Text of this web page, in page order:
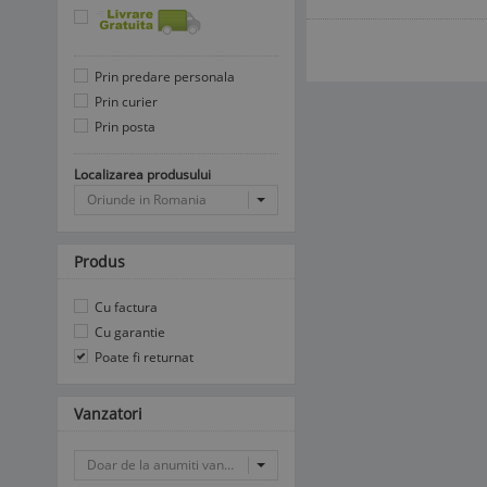
Prin predare personala
Prin curier
Prin posta
Localizarea produsului
Oriunde in Romania
Produs
Cu factura
Cu garantie
Poate fi returnat
Vanzatori
Doar de la anumiti vanzatori